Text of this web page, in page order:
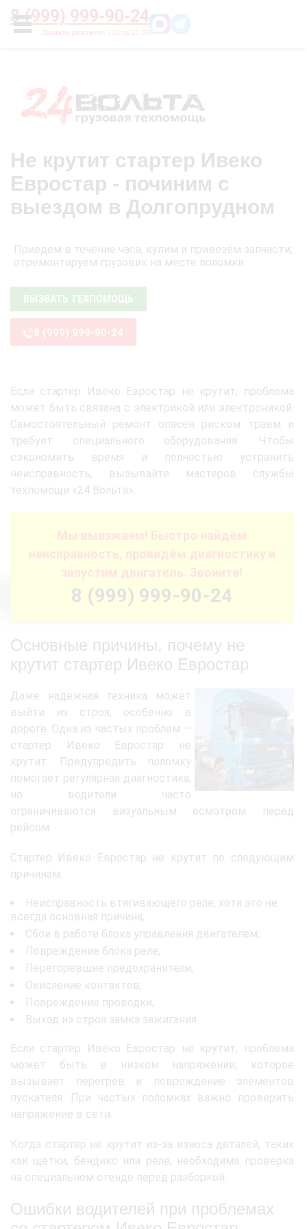
8 (999) 999-90-24
УСЛУГИ
Главная О нас Цены
Не крутит стартер Ивеко
Евростар - починим с
выездом в Долгопрудном
Приедем в течение часа, купим и привезём запчасти,
отремонтируем грузовик на месте поломки
ВЫЗВАТЬ ТЕХПОМОЩЬ
8 (999) 999-90-24
Если стартер Ивеко Евростар не крутит, проблема
может быть связана с электрикой или электроникой.
Самостоятельный ремонт опасен риском травм и
требует специального оборудования. Чтобы
сэкономить время и полностью устранить
неисправность, вызывайте мастеров службы
техпомощи «24 Вольта».
Мы выезжаем! Быстро найдём
неисправность, проведём диагностику и
запустим двигатель. Звоните!
8 (999) 999-90-24
Основные причины, почему не
крутит стартер Ивеко Евростар
Даже надежная техника может
выйти из строя, особенно в
дороге. Одна из частых проблем —
стартер Ивеко Евростар не
крутит. Предупредить поломку
помогает регулярная диагностика,
но водители часто
ограничиваются визуальным осмотром перед
рейсом.
Стартер Ивеко Евростар не крутит по следующим
причинам:
Неисправность втягивающего реле, хотя это не
всегда основная причина;
Сбои в работе блока управления двигателем;
Повреждение блока реле;
Перегоревшие предохранители;
Окисление контактов;
Повреждение проводки;
Выход из строя замка зажигания.
Если стартер Ивеко Евростар не крутит, проблема
может быть в низком напряжении, которое
вызывает перегрев и повреждение элементов
пускателя. При частых поломках важно проверить
напряжение в сети.
Когда стартер не крутит из-за износа деталей, таких
как щетки, бендикс или реле, необходима проверка
на специальном стенде перед разборкой.
Ошибки водителей при проблемах